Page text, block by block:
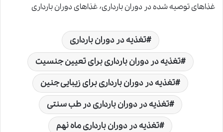
غذاهای توصیه شده در دوران بارداری٬ غذاهای دوران بارداری
تغذیه در دوران بارداری
تغذیه در دوران بارداری برای تعیین جنسیت
تغذیه در دوران بارداری برای زیبایی جنین
تغذیه در دوران بارداری در طب سنتی
تغذیه در دوران بارداری ماه نهم